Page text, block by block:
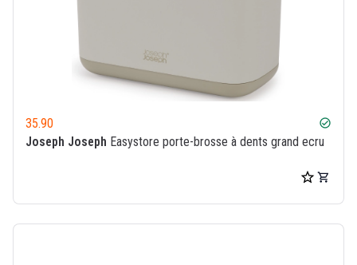
35.90 check_circle
Joseph Joseph Easystore porte-brosse à dents grand ecru